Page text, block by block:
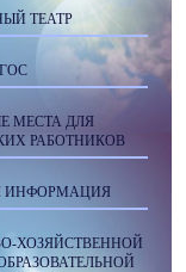
ТЕАТР
МЕСТА ДЛЯ
РАБОТНИКОВ
ИНФОРМАЦИЯ
ХОЗЯЙСТВЕННОЙ